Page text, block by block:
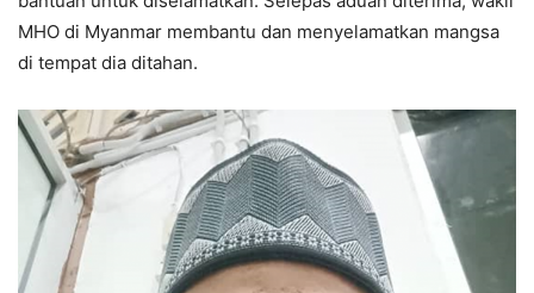
MHO di Myanmar membantu dan menyelamatkan mangsa
di tempat dia ditahan.